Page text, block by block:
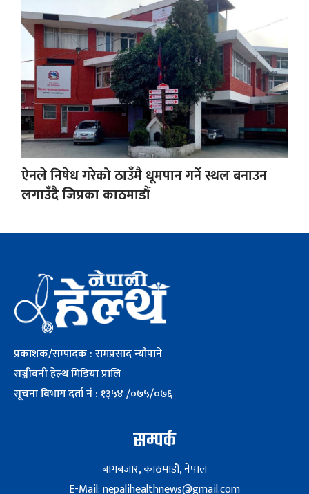
ऐनले निषेध गरेको ठाउँमै धूमपान गर्ने स्थल बनाउन
लगाउँदै जिप्रका काठमाडौँ
प्रकाशक/सम्पादक : रामप्रसाद न्यौपाने
सञ्जीवनी हेल्थ मिडिया प्रालि
सूचना विभाग दर्ता नं : १३५४ /०७५/०७६
सम्पर्क
बागबजार, काठमाडौं, नेपाल
E-Mail: nepalihealthnews@gmail.com